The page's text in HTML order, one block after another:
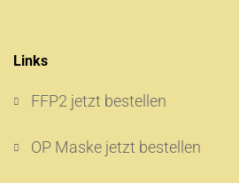
Links
FFP2 jetzt bestellen
OP Maske jetzt bestellen